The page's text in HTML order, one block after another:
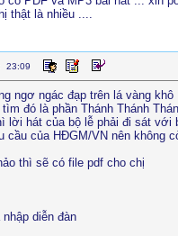
thật là nhiều ....
23:09
ngơ ngác đạp trên lá vàng khô
đó là phần Thánh Thánh
lời hát của bộ lễ phải đi sát
cầu của HĐGM/VN nên không
thì sẽ có file pdf cho chị
diễn đàn